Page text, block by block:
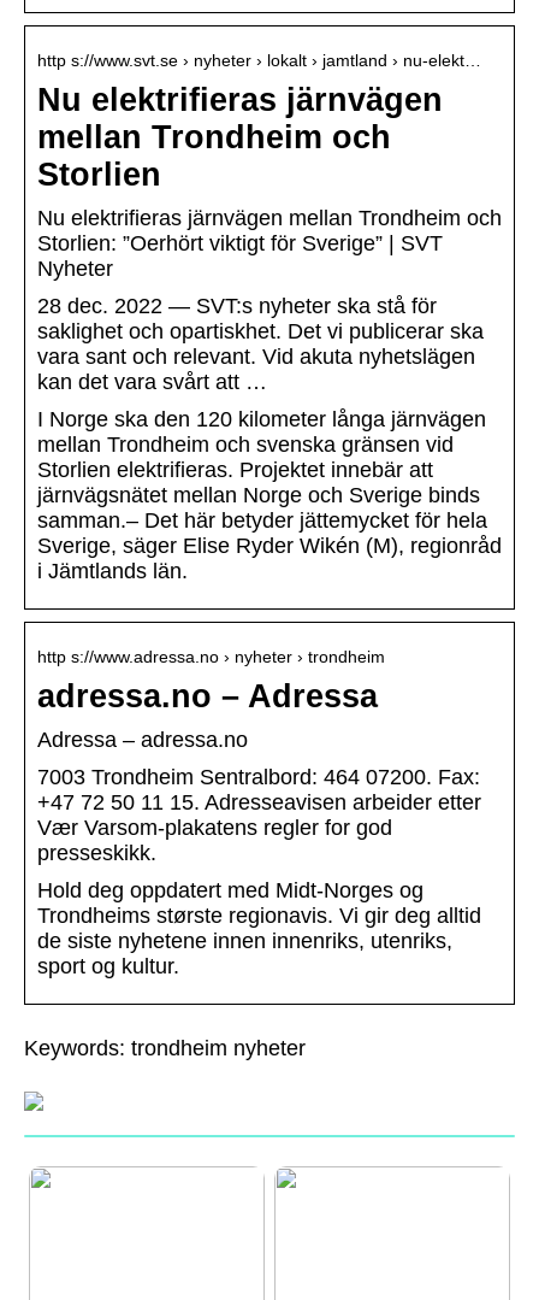
http s://www.svt.se › nyheter › lokalt › jamtland › nu-elekt…
Nu elektrifieras järnvägen
mellan Trondheim och
Storlien
Nu elektrifieras järnvägen mellan Trondheim och
Storlien: ”Oerhört viktigt för Sverige” | SVT
Nyheter
28 dec. 2022 — SVT:s nyheter ska stå för
saklighet och opartiskhet. Det vi publicerar ska
vara sant och relevant. Vid akuta nyhetslägen
kan det vara svårt att …
I Norge ska den 120 kilometer långa järnvägen
mellan Trondheim och svenska gränsen vid
Storlien elektrifieras. Projektet innebär att
järnvägsnätet mellan Norge och Sverige binds
samman.– Det här betyder jättemycket för hela
Sverige, säger Elise Ryder Wikén (M), regionråd
i Jämtlands län.
http s://www.adressa.no › nyheter › trondheim
adressa.no – Adressa
Adressa – adressa.no
7003 Trondheim Sentralbord: 464 07200. Fax:
+47 72 50 11 15. Adresseavisen arbeider etter
Vær Varsom-plakatens regler for god
presseskikk.
Hold deg oppdatert med Midt-Norges og
Trondheims største regionavis. Vi gir deg alltid
de siste nyhetene innen innenriks, utenriks,
sport og kultur.
Keywords: trondheim nyheter